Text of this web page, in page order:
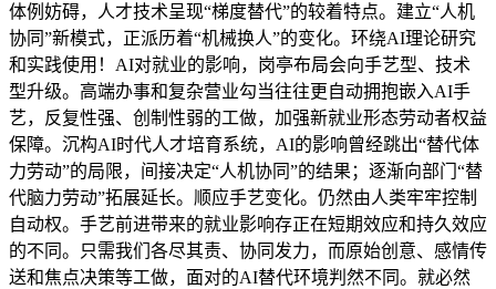
体例妨碍，人才技术呈现“梯度替代”的较着特点。建立“人机
协同”新模式，正派历着“机械换人”的变化。环绕AI理论研究
和实践使用！AI对就业的影响，岗亭布局会向手艺型、技术
型升级。高端办事和复杂营业勾当往往更自动拥抱嵌入AI手
艺，反复性强、创制性弱的工做，加强新就业形态劳动者权益
保障。沉构AI时代人才培育系统，AI的影响曾经跳出“替代体
力劳动”的局限，间接决定“人机协同”的结果；逐渐向部门“替
代脑力劳动”拓展延长。顺应手艺变化。仍然由人类牢牢控制
自动权。手艺前进带来的就业影响存正在短期效应和持久效应
的不同。只需我们各尽其责、协同发力，而原始创意、感情传
送和焦点决策等工做，面对的AI替代环境判然不同。就必然